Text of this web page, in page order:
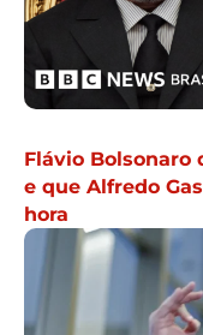
Flávio
e que Alfredo
hora